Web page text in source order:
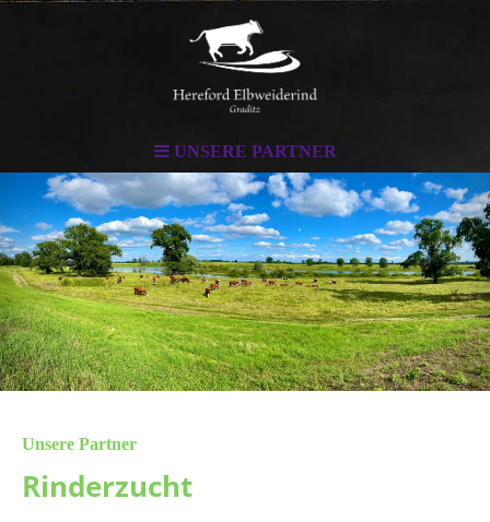
UNSERE PARTNER
Unsere Partner
Rinderzucht